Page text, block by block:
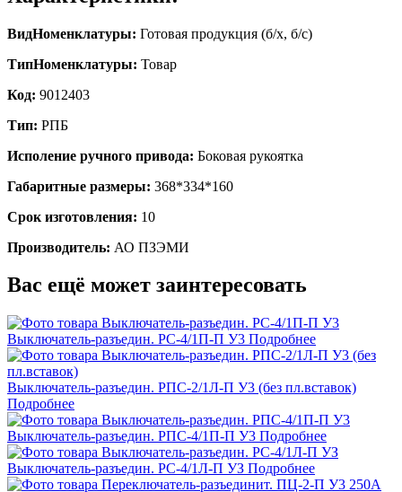
ВидНоменклатуры: Готовая продукция (б/х, б/с)
ТипНоменклатуры: Товар
Код: 9012403
Тип: РПБ
Исполение ручного привода: Боковая рукоятка
Габаритные размеры: 368*334*160
Срок изготовления: 10
Производитель: АО ПЗЭМИ
Вас ещё может заинтересовать
Выключатель-разъедин. РС-4/1П-П У3 Подробнее
Выключатель-разъедин. РПС-2/1Л-П У3 (без пл.вставок)
Подробнее
Выключатель-разъедин. РПС-4/1П-П У3 Подробнее
Выключатель-разъедин. РС-4/1Л-П УЗ Подробнее